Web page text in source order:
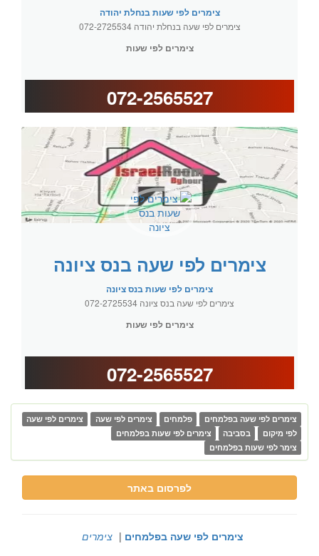
צימרים לפי שעות בנחלת יהודה
צימרים לפי שעה בנחלת יהודה 072-2725534
צימרים לפי שעות
072-2565527
צימרים לפי שעה בנס ציונה
צימרים לפי שעות בנס ציונה
צימרים לפי שעה בנס ציונה 072-2725534
צימרים לפי שעות
072-2565527
צימרים לפי שעה בפלמחים פלמחים צימרים לפי שעה
צימרים לפי שעה
לפי מיקום
בסביבה
צימרים לפי שעות בפלמחים
צימר לפי שעות בפלמחים
לפרסום באתר
צימרים לפי שעה בפלמחים | צימרים